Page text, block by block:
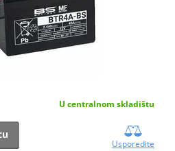
U centralnom skladištu
Usporedite